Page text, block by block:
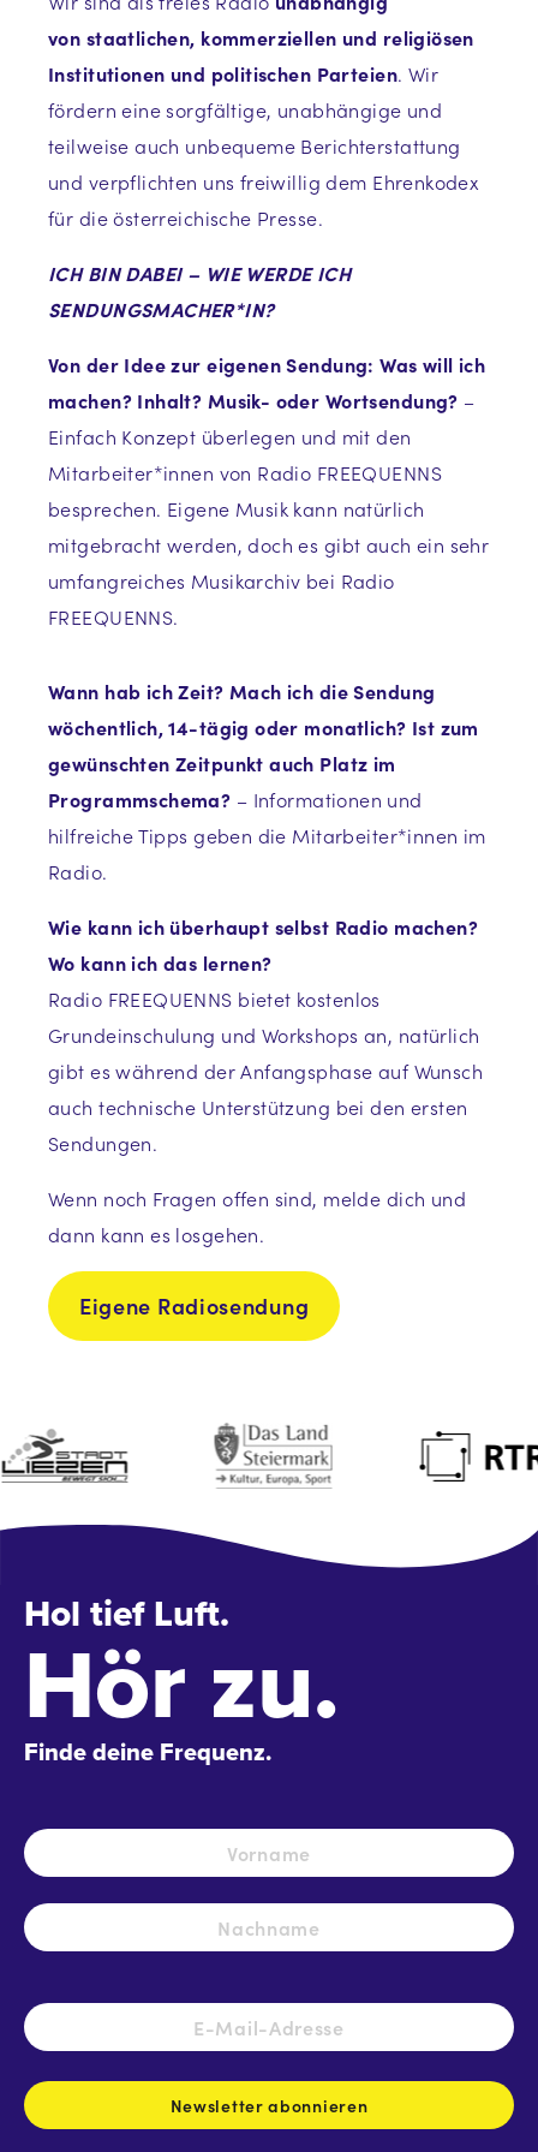
von staatlichen, kommerziellen und religiösen
Institutionen und politischen Parteien. Wir
fördern eine sorgfältige, unabhängige und
teilweise auch unbequeme Berichterstattung
und verpflichten uns freiwillig dem Ehrenkodex
für die österreichische Presse.
ICH BIN DABEI – WIE WERDE ICH
SENDUNGSMACHER*IN?
Von der Idee zur eigenen Sendung: Was will ich
machen? Inhalt? Musik- oder Wortsendung? –
Einfach Konzept überlegen und mit den
Mitarbeiter*innen von Radio FREEQUENNS
besprechen. Eigene Musik kann natürlich
mitgebracht werden, doch es gibt auch ein sehr
umfangreiches Musikarchiv bei Radio
FREEQUENNS.
Wann hab ich Zeit? Mach ich die Sendung
wöchentlich, 14-tägig oder monatlich? Ist zum
gewünschten Zeitpunkt auch Platz im
Programmschema? – Informationen und
hilfreiche Tipps geben die Mitarbeiter*innen im
Radio.
Wie kann ich überhaupt selbst Radio machen?
Wo kann ich das lernen?
Radio FREEQUENNS bietet kostenlos
Grundeinschulung und Workshops an, natürlich
gibt es während der Anfangsphase auf Wunsch
auch technische Unterstützung bei den ersten
Sendungen.
Wenn noch Fragen offen sind, melde dich und
dann kann es losgehen.
Eigene Radiosendung
Hol tief Luft.
Hör zu.
Finde deine Frequenz.
Name *
E-
Mail-
Newsletter abonnieren